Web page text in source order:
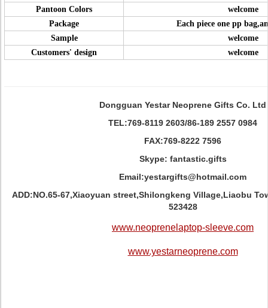
Pantoon Colors
welcome
Package
Each piece one pp
Sample
welcome
Customers' design
welcome
Dongguan Yestar Neoprene Gifts Co. Ltd
TEL:769-8119 2603/86-189 2557 0984
FAX:769-8222 7596
Skype: fantastic.gifts
Email:yestargifts@hotmail.com
ADD:NO.65-67,Xiaoyuan street,Shilongkeng Village,Liaobu
523428
www.neoprenelaptop-sleeve.com
www.yestarneoprene.com